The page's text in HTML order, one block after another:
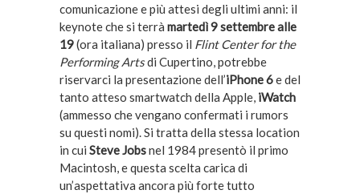
comunicazione e più attesi degli ultimi anni: il
keynote che si terrà martedì 9 settembre alle
19(ora italiana) presso il Flint Center for the
Performing Artsdi Cupertino, potrebbe
riservarci la presentazione dell’iPhone 6e del
tanto atteso smartwatch della Apple, iWatch
(ammesso che vengano confermati i rumors
su questi nomi). Si tratta della stessa location
in cui Steve Jobsnel 1984 presentò il primo
Macintosh, e questa scelta carica di
un’aspettativa ancora più forte tutto